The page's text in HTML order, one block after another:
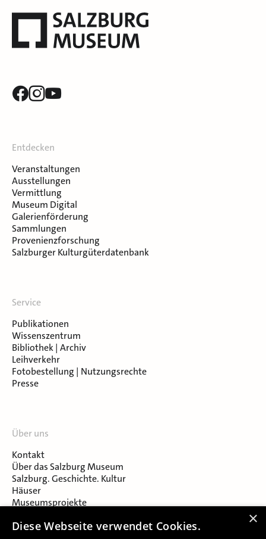
Entdecken
Veranstaltungen
Ausstellungen
Vermittlung
Museum Digital
Galerienförderung
Sammlungen
Provenienzforschung
Salzburger Kulturgüterdatenbank
Service
Publikationen
Wissenszentrum
Bibliothek | Archiv
Leihverkehr
Fotobestellung | Nutzungsrechte
Presse
Über uns
Kontakt
Über das Salzburg Museum
Salzburg. Geschichte. Kultur
Häuser
Museumsprojekte
Museumsverein Celtic Heritage
×
Diese Webseite verwendet Cookies.